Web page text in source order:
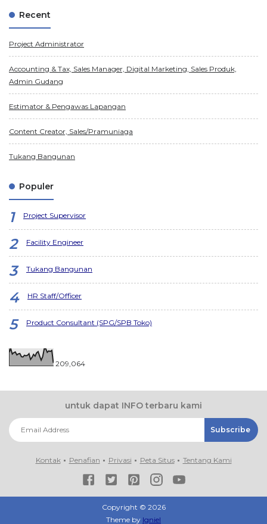
Recent
Project Administrator
Accounting & Tax, Sales Manager, Digital Marketing, Sales Produk,
Admin Gudang
Estimator & Pengawas Lapangan
Content Creator, Sales/Pramuniaga
Tukang Bangunan
Populer
Project Supervisor
Facility Engineer
Tukang Bangunan
HR Staff/Officer
Product Consultant (SPG/SPB Toko)
209,064
untuk dapat INFO terbaru kami
Kontak Penafian Privasi Peta Situs Tentang Kami
Copyright © 2026
Theme by Igniel